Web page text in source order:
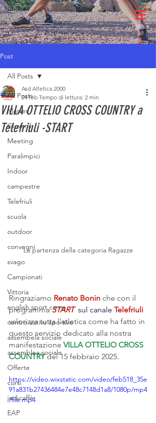
Post
All Posts
Master
Giovanili
Meeting
Paralimpici
Indoor
campestre
Telefriuli
scuola
outdoor
convegni
svago
Campionati
Vittoria
english sport camp
centro estivo sportivo
assembela sociale
assemblea sociale
Offerte
corsi
jackcaffè
EAP
All Posts
VILLA OTTELIO CROSS COUNTRY a
Telefriuli -START
Asd Atletica 2000
24 feb Tempo di lettura: 2 min
La partenza della categoria Ragazze
Ringraziamo Renato Bonin che con il
programma START sul canale Telefriuli
valorizza tutta l'atletica come ha fatto in
questo servizio dedicato alla nostra
manifestazione VILLA OTTELIO CROSS
COUNTRY del 15 febbraio 2025.
https://video.wixstatic.com/video/feb518_35e
91a831b27436484e7e48c7148d1a8/1080p/mp4
/file.mp4